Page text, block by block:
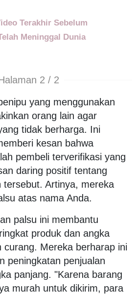
Terakhir Sebelum
Meninggal Dunia
2 / 2
yang menggunakan
orang lain agar
tidak berharga. Ini
kesan bahwa
pembeli terverifikasi yang
daring positif tentang
tersebut. Artinya, mereka
atas nama Anda.
palsu ini membantu
produk dan angka
curang. Mereka berharap ini
peningkatan penjualan
panjang. "Karena barang
murah untuk dikirim, para